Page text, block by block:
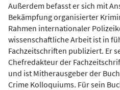
Außerdem befasst er sich mit
Bekämpfung organisierter
Rahmen internationaler
wissenschaftliche Arbeit ist in
Fachzeitschriften publiziert. Er
Chefredakteur der
und ist Mitherausgeber der
Crime Kolloquiums. Für sein